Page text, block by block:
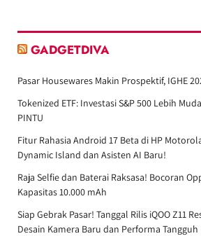
GADGETDIVA
Pasar Housewares Makin Prospektif, IGHE
Tokenized ETF: Investasi S&P 500 Lebih
PINTU
Fitur Rahasia Android 17 Beta di HP
Dynamic Island dan Asisten AI Baru!
Raja Selfie dan Baterai Raksasa! Bocoran
Kapasitas 10.000 mAh
Siap Gebrak Pasar! Tanggal Rilis iQOO Z11
Desain Kamera Baru dan Performa Tangguh